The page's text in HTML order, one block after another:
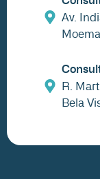
Av.
R.
Bela